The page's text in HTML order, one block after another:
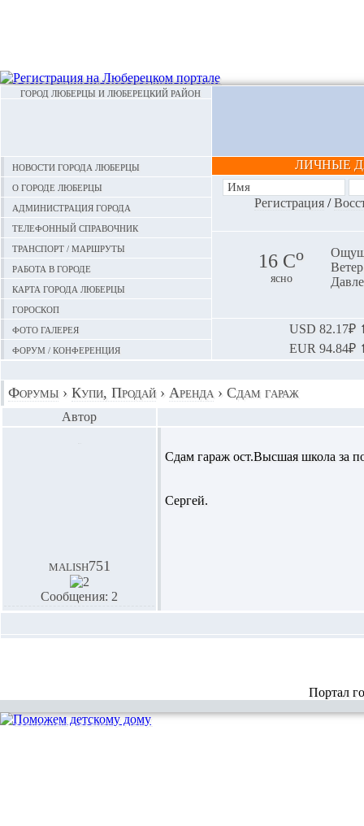
ГОРОД ЛЮБЕРЦЫ И ЛЮБЕРЕЦКИЙ РАЙОН
Новости города Люберцы
О городе Люберцы
Администрация города
Телефонный справочник
Транспорт / маршруты
Работа в городе
Карта города Люберцы
Гороскоп
Фото галерея
Форум / конференция
ЛИЧНЫЕ
Регистрация/
16 Сo
ясно
USD 82.17₽
EUR 94.84₽
Форумы › Купи, Продай › Аренда› Сдам гараж
Автор
malish751
Сообщения: 2
Сдам гараж ост.Высшая школа за
Сергей.
Портал